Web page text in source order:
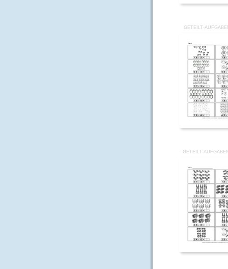
GETEILT-
GETEILT-